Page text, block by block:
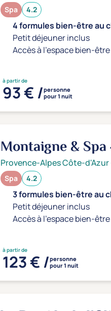
Spa 4.2
4 formules bien-être au
Petit déjeuner inclus
Accès à l'espace bien-être
à partir de
93 € /personne
pour 1 nuit
Montaigne & Spa
Provence-Alpes Côte-d'Azur
Spa 4.2
3 formules bien-être au
Petit déjeuner inclus
Accès à l'espace bien-être
à partir de
123 € /personne
pour 1 nuit